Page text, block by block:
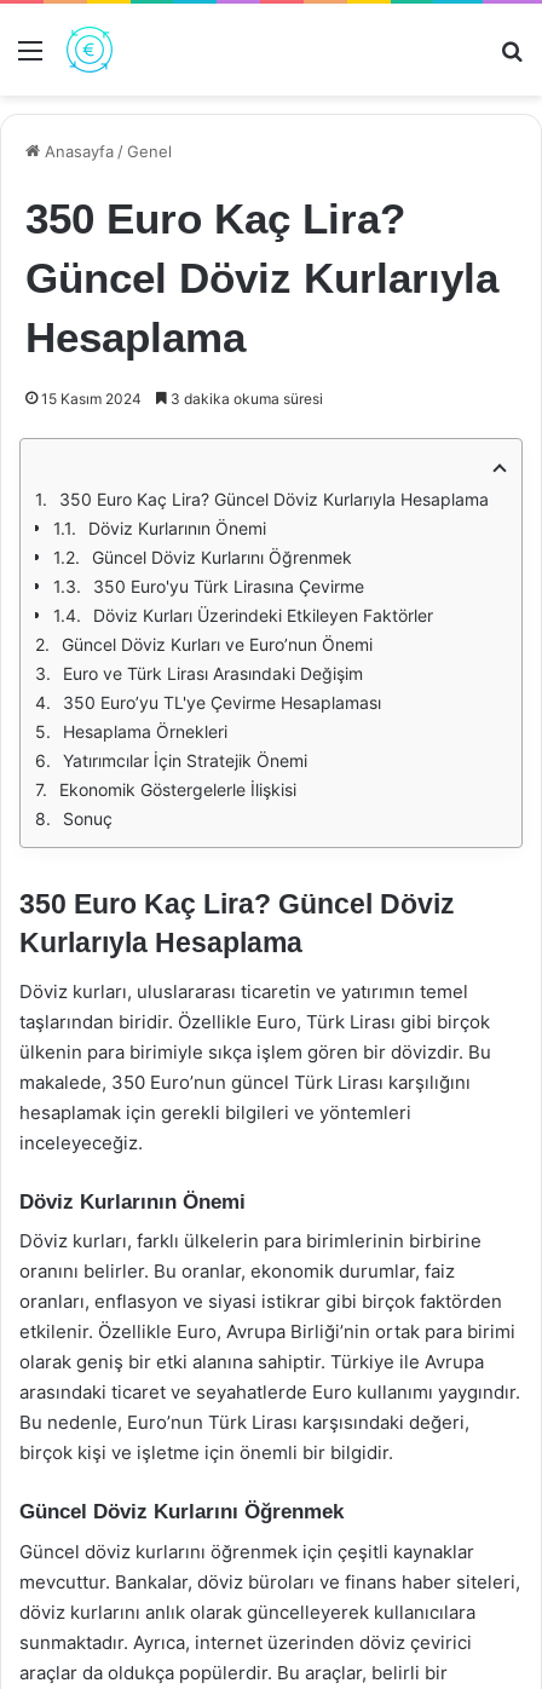
Menü
Anasayfa /Genel
350 Euro Kaç Lira?
Güncel Döviz Kurlarıyla
Hesaplama
15 Kasım 2024 3 dakika okuma süresi
350 Euro Kaç Lira? Güncel Döviz Kurlarıyla Hesaplama
Döviz Kurlarının Önemi
Güncel Döviz Kurlarını Öğrenmek
350 Euro'yu Türk Lirasına Çevirme
Döviz Kurları Üzerindeki Etkileyen Faktörler
Güncel Döviz Kurları ve Euro’nun Önemi
Euro ve Türk Lirası Arasındaki Değişim
350 Euro’yu TL'ye Çevirme Hesaplaması
Hesaplama Örnekleri
Yatırımcılar İçin Stratejik Önemi
Ekonomik Göstergelerle İlişkisi
Sonuç
350 Euro Kaç Lira? Güncel Döviz
Kurlarıyla Hesaplama
Döviz kurları, uluslararası ticaretin ve yatırımın temel
taşlarından biridir. Özellikle Euro, Türk Lirası gibi birçok
ülkenin para birimiyle sıkça işlem gören bir dövizdir. Bu
makalede, 350 Euro’nun güncel Türk Lirası karşılığını
hesaplamak için gerekli bilgileri ve yöntemleri
inceleyeceğiz.
Döviz Kurlarının Önemi
Döviz kurları, farklı ülkelerin para birimlerinin birbirine
oranını belirler. Bu oranlar, ekonomik durumlar, faiz
oranları, enflasyon ve siyasi istikrar gibi birçok faktörden
etkilenir. Özellikle Euro, Avrupa Birliği’nin ortak para birimi
olarak geniş bir etki alanına sahiptir. Türkiye ile Avrupa
arasındaki ticaret ve seyahatlerde Euro kullanımı yaygındır.
Bu nedenle, Euro’nun Türk Lirası karşısındaki değeri,
birçok kişi ve işletme için önemli bir bilgidir.
Güncel Döviz Kurlarını Öğrenmek
Güncel döviz kurlarını öğrenmek için çeşitli kaynaklar
mevcuttur. Bankalar, döviz büroları ve finans haber siteleri,
döviz kurlarını anlık olarak güncelleyerek kullanıcılara
sunmaktadır. Ayrıca, internet üzerinden döviz çevirici
araçlar da oldukça popülerdir. Bu araçlar, belirli bir